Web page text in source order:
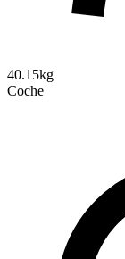
40.15kg
Coche